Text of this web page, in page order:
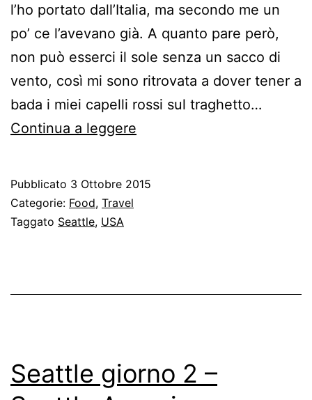
l’ho portato dall’Italia, ma secondo me un
po’ ce l’avevano già. A quanto pare però,
non può esserci il sole senza un sacco di
vento, così mi sono ritrovata a dover tener a
bada i miei capelli rossi sul traghetto…
Continua a leggere
Museum
Pubblicato 3 Ottobre 2015
Categorie: Food, Travel
Taggato Seattle, USA
Seattle giorno 2 –